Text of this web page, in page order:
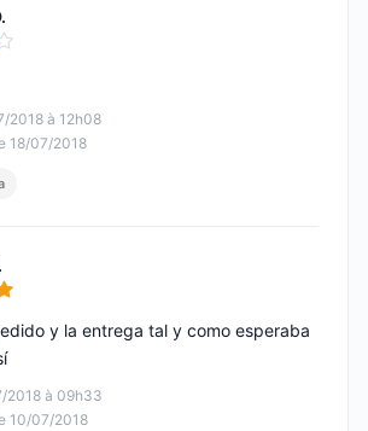
5
2018 à 12h08
18/07/2018
5
2018 à 09h33
10/07/2018
y la entrega tal y como esperaba